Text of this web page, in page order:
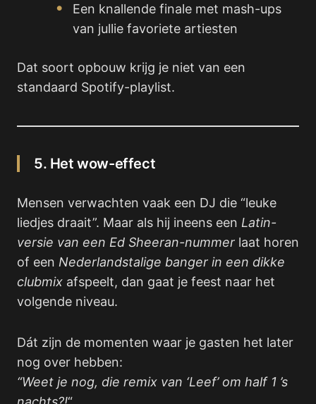
Een knallende finale met mash-ups
van jullie favoriete artiesten
Dat soort opbouw krijg je niet van een
standaard Spotify-playlist.
5. Het wow-effect
Mensen verwachten vaak een DJ die “leuke
liedjes draait”. Maar als hij ineens een Latin-
versie van een Ed Sheeran-nummer laat horen
of een Nederlandstalige banger in een dikke
clubmix afspeelt, dan gaat je feest naar het
volgende niveau.
Dát zijn de momenten waar je gasten het later
nog over hebben:
“Weet je nog, die remix van ‘Leef’ om half 1 ’s